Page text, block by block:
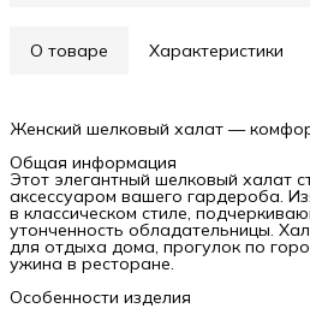
О товаре Характеристики
Женский шелковый халат —
Общая информация
Этот элегантный шелковый халат
аксессуаром вашего гардероба.
в классическом стиле,
утонченность обладательницы.
для отдыха дома, прогулок по
ужина в ресторане.
Особенности изделия